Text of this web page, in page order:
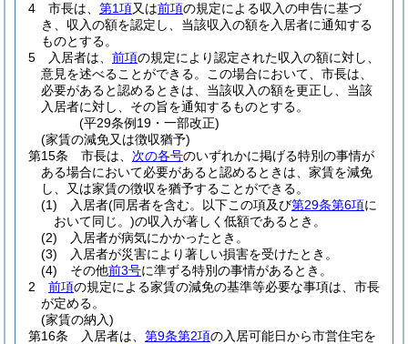
4
市長は、 第1項又は前項の規定による収入の申告に基づ
き、収入の額を認定し、当該収入の額を入居者に通知する
ものとする。
5
入居者は、 前項の規定により認定された収入の額に対し、
意見を述べることができる。
この場合において、市長は、
必要があると認めるときは、当該収入の額を更正し、当該
入居者に対し、その旨を通知するものとする。
(平29条例19・一部改正)
(家賃の減免又は徴収猶予)
第15条
市長は、 次の各号のいずれかに掲げる特別の事情が
ある場合において必要があると認めるときは、家賃を減免
し、又は家賃の徴収を猶予することができる。
(1)
入居者(同居者を含む。以下この項及び第29条第6項に
おいて同じ。)の収入が著しく低額であるとき。
(2)
入居者が病気にかかったとき。
(3)
入居者が災害により著しい損害を受けたとき。
(4)
その他前3号に準ずる特別の事情があるとき。
2
前項の規定による家賃の減免の基準等必要な事項は、市長
が定める。
(家賃の納入)
第16条
入居者は、 第9条第2項の入居可能日から市営住宅を